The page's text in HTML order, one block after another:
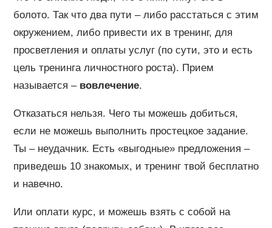
болото. Так что два пути – либо расстаться с этим
окружением, либо привести их в тренинг, для
просветления и оплаты услуг (по сути, это и есть
цель тренинга личностного роста). Прием
называется – вовлечение.
Отказаться нельзя. Чего ты можешь добиться,
если не можешь выполнить простецкое задание.
Ты – неудачник. Есть «выгодные» предложения –
приведешь 10 знакомых, и тренинг твой бесплатно
и навечно.
Или оплати курс, и можешь взять с собой на